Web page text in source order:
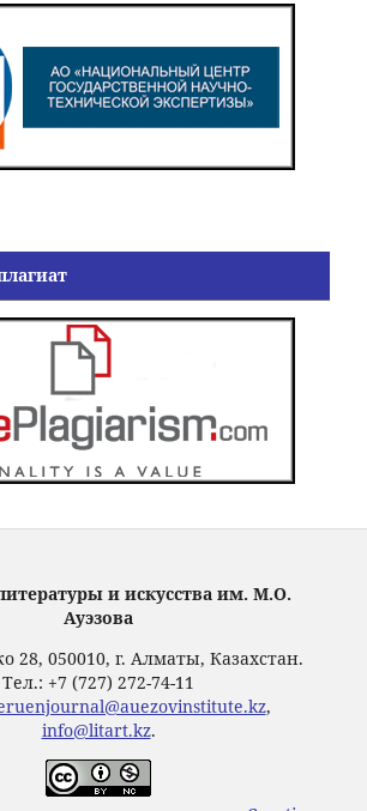
и искусства им. М.О.
Ауэзова
28, 050010, г. Алматы, Казахстан.
Тел.: +7 (727) 272-74-11
,
info@litart.kz.